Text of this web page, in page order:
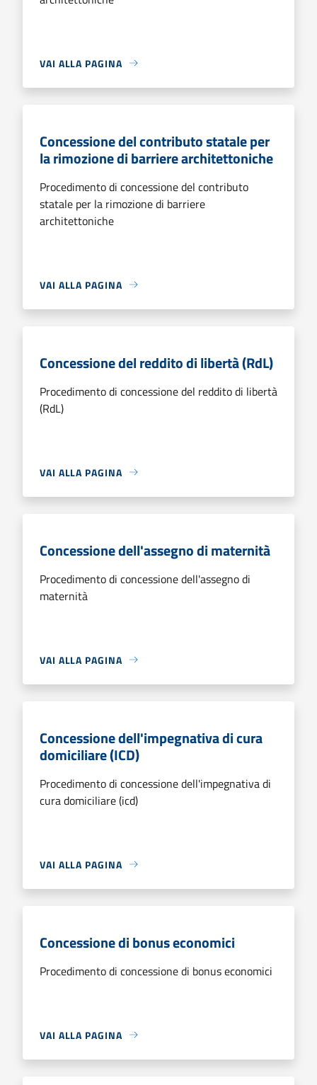
VAI ALLA PAGINA
Concessione del contributo statale per
la rimozione di barriere architettoniche
Procedimento di concessione del contributo
statale per la rimozione di barriere
architettoniche
VAI ALLA PAGINA
Concessione del reddito di libertà (RdL)
Procedimento di concessione del reddito di libertà
(RdL)
VAI ALLA PAGINA
Concessione dell'assegno di maternità
Procedimento di concessione dell'assegno di
maternità
VAI ALLA PAGINA
Concessione dell'impegnativa di cura
domiciliare (ICD)
Procedimento di concessione dell'impegnativa di
cura domiciliare (icd)
VAI ALLA PAGINA
Concessione di bonus economici
Procedimento di concessione di bonus economici
VAI ALLA PAGINA